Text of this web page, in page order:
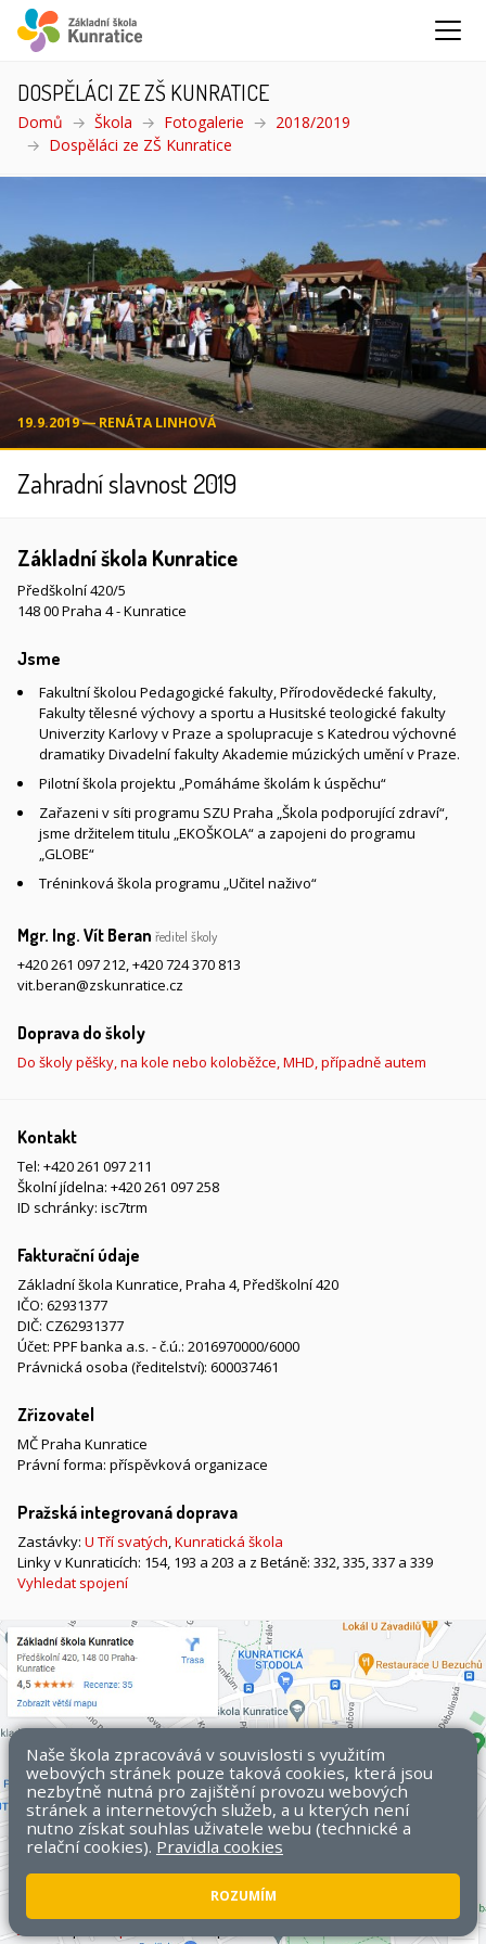
DOSPĚLÁCI ZE ZŠ KUNRATICE
Domů Škola Fotogalerie
2018/2019
Dospěláci ze ZŠ Kunratice
19.9.2019 ― RENÁTA LINHOVÁ
Zahradní slavnost 2019
Základní škola Kunratice
Předškolní 420/5
148 00 Praha 4 - Kunratice
Jsme
Fakultní školou Pedagogické fakulty, Přírodovědecké fakulty,
Fakulty tělesné výchovy a sportu a Husitské teologické fakulty
Univerzity Karlovy v Praze a spolupracuje s Katedrou výchovné
dramatiky Divadelní fakulty Akademie múzických umění v Praze.
Pilotní škola projektu „Pomáháme školám k úspěchu“
Zařazeni v síti programu SZU Praha „Škola podporující zdraví“,
jsme držitelem titulu „EKOŠKOLA“ a zapojeni do programu
„GLOBE“
Tréninková škola programu „Učitel naživo“
Mgr. Ing. Vít Beran ředitel školy
+420 261 097 212,+420 724 370 813
vit.beran@zskunratice.cz
Doprava do školy
Do školy pěšky, na kole nebo koloběžce, MHD, případně autem
Kontakt
Tel: +420 261 097 211
Školní jídelna: +420 261 097 258
ID schránky: isc7trm
Fakturační údaje
Základní škola Kunratice, Praha 4, Předškolní 420
IČO: 62931377
DIČ: CZ62931377
Účet: PPF banka a.s. - č.ú.: 2016970000/6000
Právnická osoba (ředitelství): 600037461
Zřizovatel
MČ Praha Kunratice
Právní forma: příspěvková organizace
Pražská integrovaná doprava
Zastávky: U Tří svatých,Kunratická škola
Linky v Kunraticích: 154, 193 a 203 a z Betáně: 332, 335, 337 a 339
Vyhledat spojení
stránek
Naše škola zpracovává v souvislosti s využitím
webových stránek pouze taková cookies, která jsou
nezbytně nutná pro zajištění provozu webových
stránek a internetových služeb, a u kterých není
nutno získat souhlas uživatele webu (technické a
relační cookies). Pravidla cookies
ROZUMÍM